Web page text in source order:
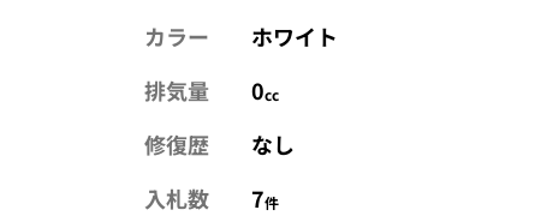
カラー
ホワイト
排気量
0cc
修復歴
なし
入札数
7件